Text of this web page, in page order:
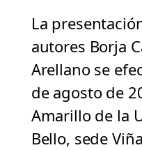
La
autores Borja
Arellano se
de agosto de
Amarillo de la
Bello, sede